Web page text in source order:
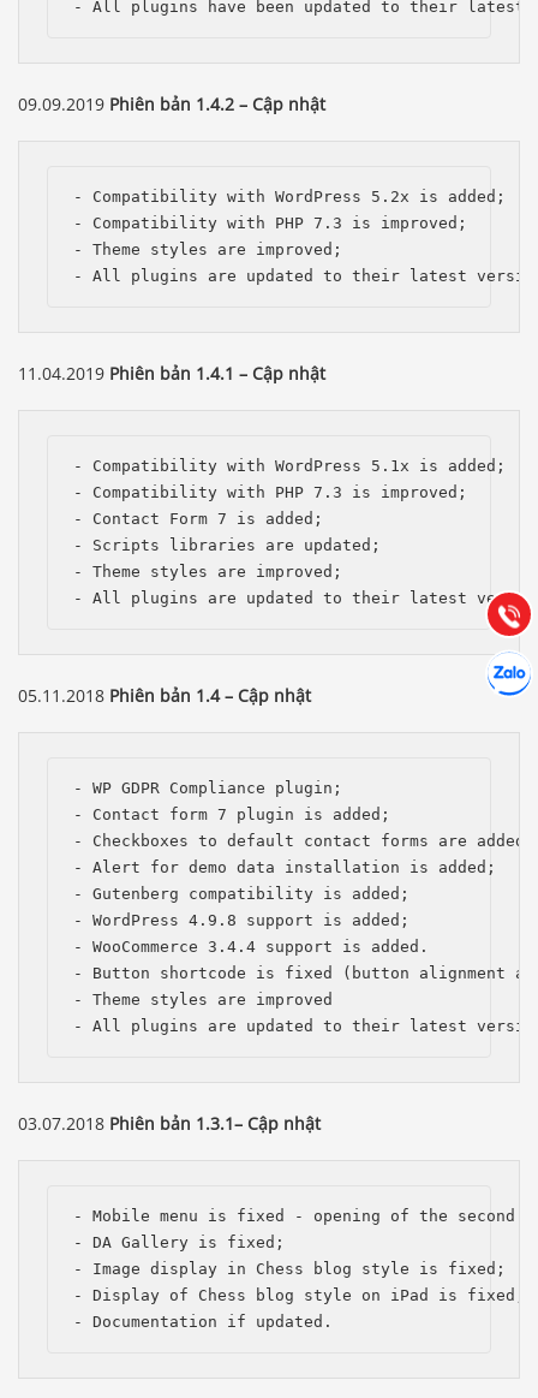
- All plugins have been updated to their latest
09.09.2019 Phiên bản 1.4.2 – Cập nhật
- Compatibility with WordPress 5.2x is added;
- Compatibility with PHP 7.3 is improved;
- Theme styles are improved;
- All plugins are updated to their latest
11.04.2019 Phiên bản 1.4.1 – Cập nhật
- Compatibility with WordPress 5.1x is added;
- Compatibility with PHP 7.3 is improved;
- Contact Form 7 is added;
- Scripts libraries are updated;
- Theme styles are improved;
- All plugins are updated to their latest
05.11.2018 Phiên bản 1.4 – Cập nhật
- WP GDPR Compliance plugin;
- Contact form 7 plugin is added;
- Checkboxes to default contact forms are added,
- Alert for demo data installation is added;
- Gutenberg compatibility is added;
- WordPress 4.9.8 support is added;
- WooCommerce 3.4.4 support is added.
- Button shortcode is fixed (button alignment
- Theme styles are improved
- All plugins are updated to their latest
03.07.2018 Phiên bản 1.3.1– Cập nhật
- Mobile menu is fixed - opening of the second
- DA Gallery is fixed;
- Image display in Chess blog style is fixed;
- Display of Chess blog style on iPad is fixed;
- Documentation if updated.
Gọi
Báo giá & Đặt hàng:
0903.976.769
Hướng dẫn & Hỗ trợ:
(028) 22.166.144
Chát
Tư vấn
Hợp tác